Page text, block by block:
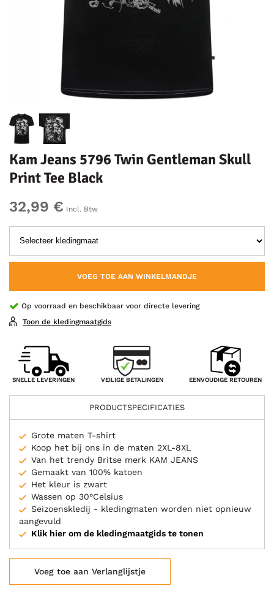
Kam Jeans 5796 Twin Gentleman Skull
Print Tee Black
32,99 € Incl. Btw
VOEG TOE AAN WINKELMANDJE
Op voorraad en beschikbaar voor directe levering
Toon de kledingmaatgids
SNELLE LEVERINGEN VEILIGE BETALINGEN EENVOUDIGE RETOUREN
PRODUCTSPECIFICATIES
Grote maten T-shirt
Koop het bij ons in de maten 2XL-8XL
Van het trendy Britse merk KAM JEANS
Gemaakt van 100% katoen
Het kleur is zwart
Wassen op 30°Celsius
Seizoenskledij - kledingmaten worden niet opnieuw
aangevuld
Klik hier om de kledingmaatgids te tonen
Voeg toe aan Verlanglijstje